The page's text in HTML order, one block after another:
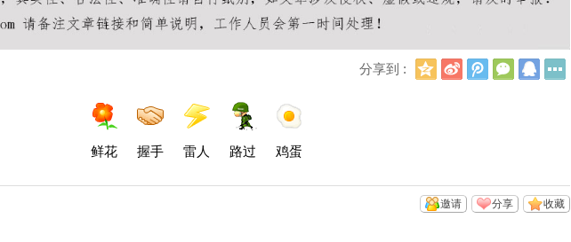
分享到 :
Q
新
浪
腾
讯
微
信
Q
鲜花 握手 雷人 路过 鸡蛋
收藏
分享
邀请